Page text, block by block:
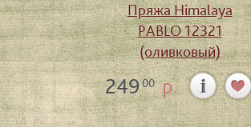
Пряжа Himalaya
PABLO 12321
(оливковый)
24900р.